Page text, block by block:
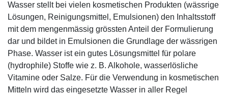
Wasser stellt bei vielen kosmetischen Produkten (wässrige
Lösungen, Reinigungsmittel, Emulsionen) den Inhaltsstoff
mit dem mengenmässig grössten Anteil der Formulierung
dar und bildet in Emulsionen die Grundlage der wässrigen
Phase. Wasser ist ein gutes Lösungsmittel für polare
(hydrophile) Stoffe wie z. B. Alkohole, wasserlösliche
Vitamine oder Salze. Für die Verwendung in kosmetischen
Mitteln wird das eingesetzte Wasser in aller Regel